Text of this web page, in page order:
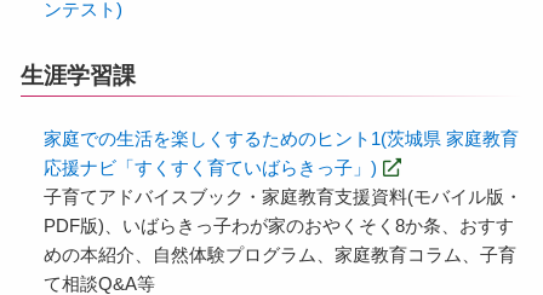
ンテスト)
生涯学習課
家庭での生活を楽しくするためのヒント1(茨城県 家庭教育
応援ナビ「すくすく育ていばらきっ子」)
子育てアドバイスブック・家庭教育支援資料(モバイル版・
PDF版)、いばらきっ子わが家のおやくそく8か条、おすす
めの本紹介、自然体験プログラム、家庭教育コラム、子育
て相談Q&A等